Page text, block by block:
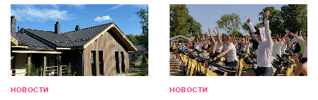
НОВОСТИ НОВОСТИ